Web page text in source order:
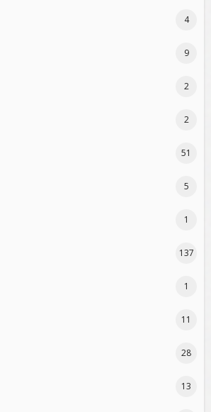
4
9
2
2
51
5
1
137
1
11
28
13